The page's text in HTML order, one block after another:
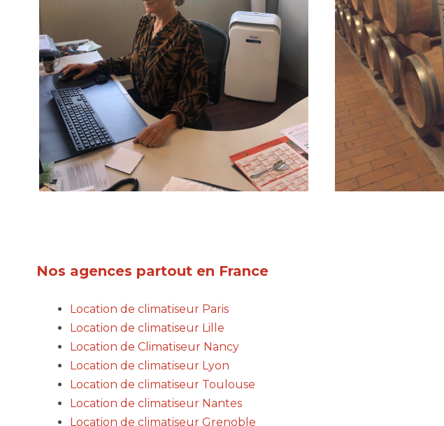
Nos agences partout en France
Location de climatiseur Paris
Location de climatiseur Lille
Location de Climatiseur Nancy
Location de climatiseur Lyon
Location de climatiseur Toulouse
Location de climatiseur Nantes
Location de climatiseur Grenoble